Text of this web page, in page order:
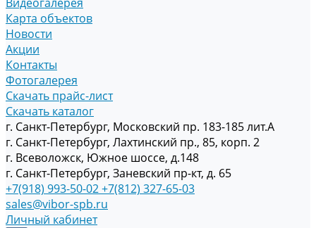
Карта объектов
Новости
Акции
Контакты
Фотогалерея
Скачать прайс-лист
Скачать каталог
г. Санкт-Петербург, Московский пр. 183-185 лит.А
г. Санкт-Петербург, Лахтинский пр., 85, корп. 2
г. Всеволожск, Южное шоссе, д.148
г. Санкт-Петербург, Заневский пр-кт, д. 65
+7(918) 993-50-02+7(812) 327-65-03
sales@vibor-spb.ru
Личный кабинет